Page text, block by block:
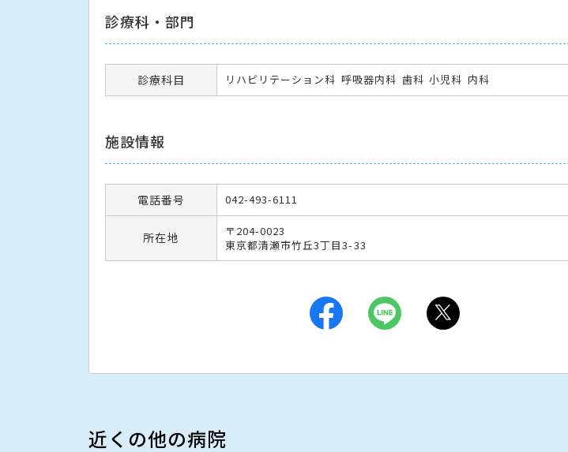
診療科・部門
診療科目 リハビリテーション科 呼吸器内科 歯科 小児科 内科
施設情報
電話番号 042-493-6111
所在地
〒204-0023
東京都清瀬市竹丘3丁目3-33
近くの他の病院